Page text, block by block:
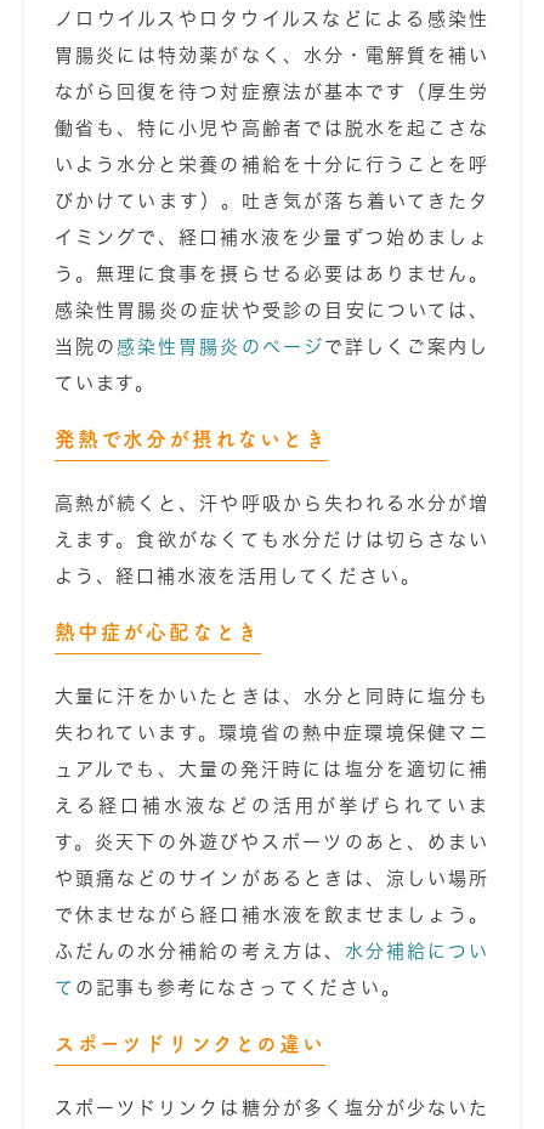
ノロウイルスやロタウイルスなどによる感染性
胃腸炎には特効薬がなく、水分・電解質を補い
ながら回復を待つ対症療法が基本です（厚生労
働省も、特に小児や高齢者では脱水を起こさな
いよう水分と栄養の補給を十分に行うことを呼
びかけています）。吐き気が落ち着いてきたタ
イミングで、経口補水液を少量ずつ始めましょ
う。無理に食事を摂らせる必要はありません。
感染性胃腸炎の症状や受診の目安については、
当院の感染性胃腸炎のページ で詳しくご案内し
ています。
発熱で水分が摂れないとき
高熱が続くと、汗や呼吸から失われる水分が増
えます。食欲がなくても水分だけは切らさない
よう、経口補水液を活用してください。
熱中症が心配なとき
大量に汗をかいたときは、水分と同時に塩分も
失われています。環境省の熱中症環境保健マニ
ュアルでも、大量の発汗時には塩分を適切に補
える経口補水液などの活用が挙げられていま
す。炎天下の外遊びやスポーツのあと、めまい
や頭痛などのサインがあるときは、涼しい場所
で休ませながら経口補水液を飲ませましょう。
ふだんの水分補給の考え方は、 水分補給につい
て の記事も参考になさってください。
スポーツドリンクとの違い
スポーツドリンクは糖分が多く塩分が少ないた